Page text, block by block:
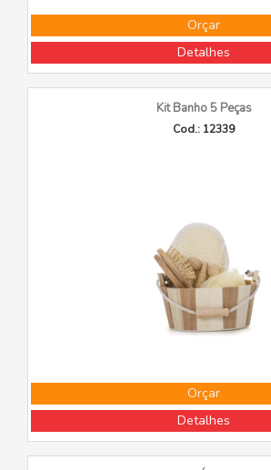
Orçar
Detalhes
Kit Banho 5 Peças
Cod.: 12339
Orçar
Detalhes